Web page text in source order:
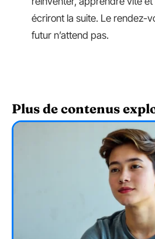
écriront la suite. Le rendez-
futur n’attend pas.
Plus de contenus